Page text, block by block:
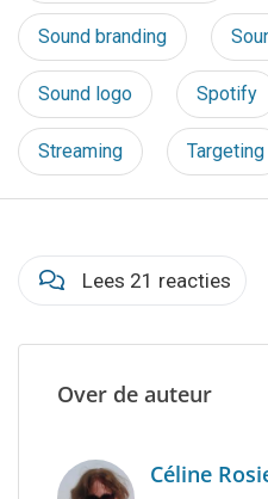
Sound branding
Sound logo Spotify
Streaming Targeting
Lees 21 reacties
Over de auteur
Céline